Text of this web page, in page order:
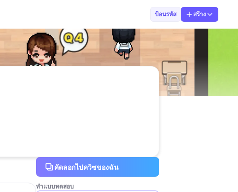
ป้อนรหัส สร้าง
คัดลอกไปควิซของฉัน
ทำแบบทดสอบ